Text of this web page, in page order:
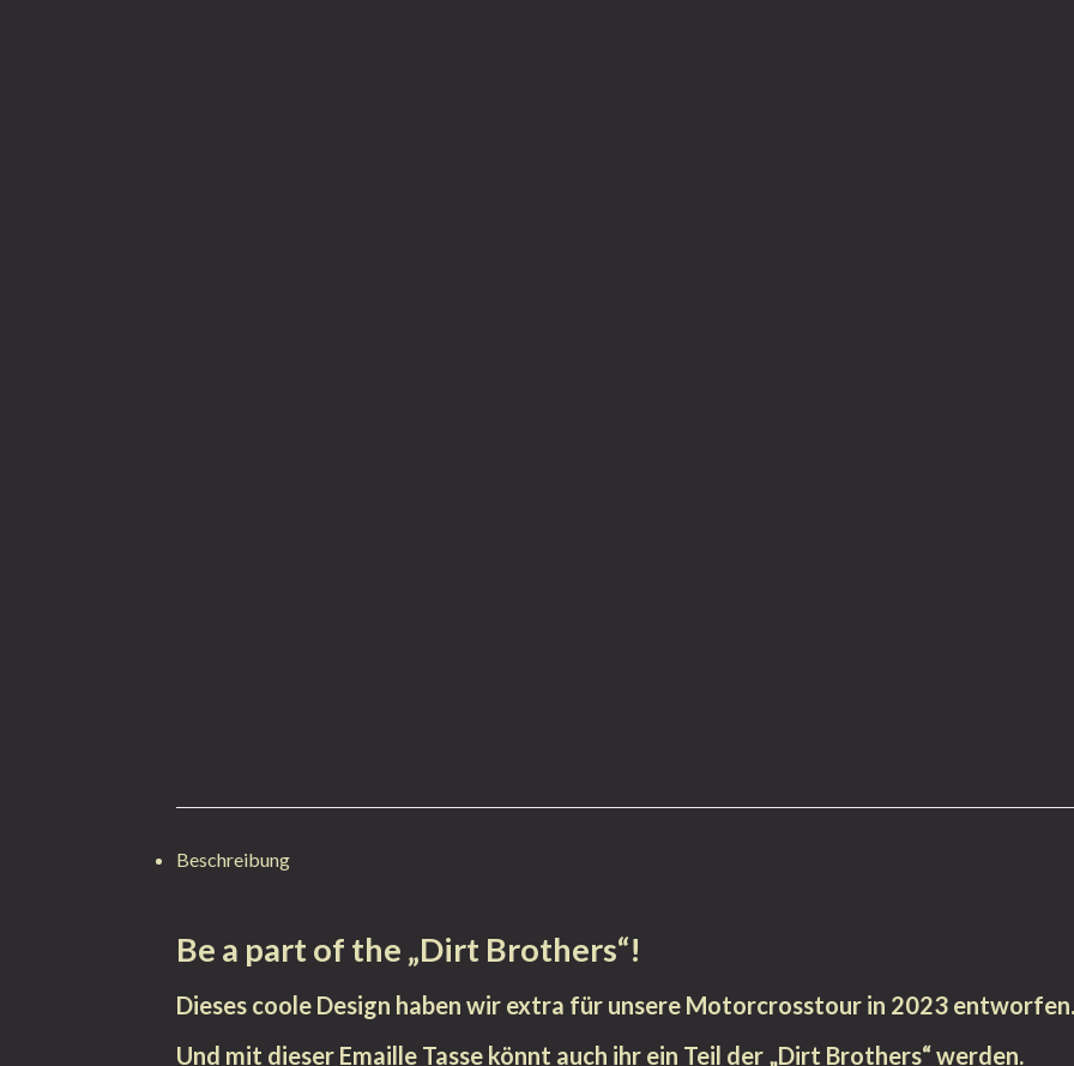
Beschreibung
Be a part of the „Dirt Brothers“!
Dieses coole Design haben wir extra für unsere Motorcrosstour in 2023 entworfen.
Und mit dieser Emaille Tasse könnt auch ihr ein Teil der „Dirt Brothers“ werden.